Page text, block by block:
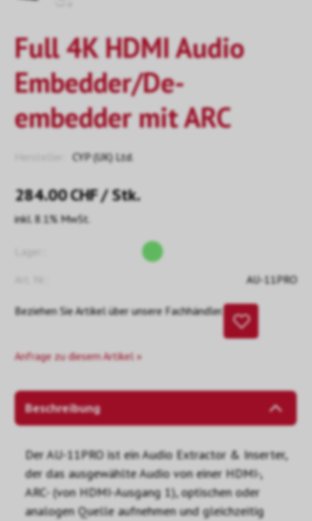
Full 4K HDMI Audio
Embedder/De-
embedder mit ARC
CYP (UK) Ltd.
284.00CHF/ Stk.
inkl. 8.1% MwSt.
AU-11PRO
Beziehen Sie Artikel über unsere Fachhändler.
Anfrage zu diesem Artikel »
Beschreibung
Der AU-11PRO ist ein Audio Extractor & Inserter,
der das ausgewählte Audio von einer HDMI-,
ARC- (von HDMI-Ausgang 1), optischen oder
analogen Quelle aufnehmen und gleichzeitig